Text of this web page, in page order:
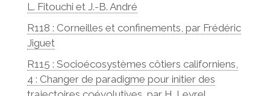
L. Fitouchi et J.-B. André
R118 : Corneilles et confinements, par Frédéric
Jiguet
R115 : Socioécosystèmes côtiers californiens,
4 : Changer de paradigme pour initier des